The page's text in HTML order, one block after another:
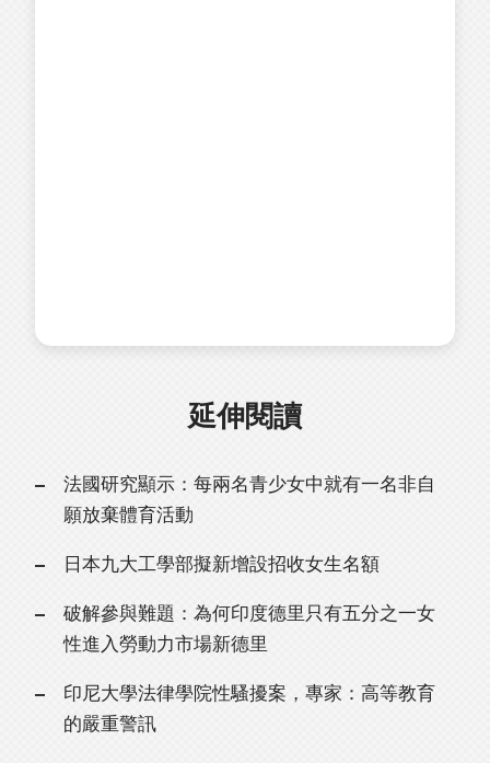
延伸閱讀
法國研究顯示：每兩名青少女中就有一名非自
願放棄體育活動
日本九大工學部擬新增設招收女生名額
破解參與難題：為何印度德里只有五分之一女
性進入勞動力市場新德里
印尼大學法律學院性騷擾案，專家：高等教育
的嚴重警訊